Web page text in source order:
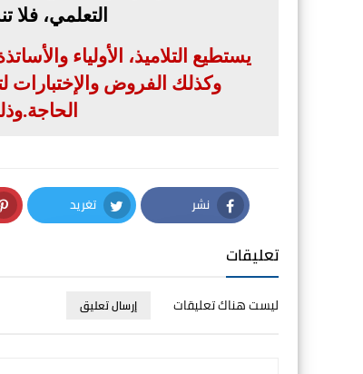
التعلمي،
يستطيع التلاميذ، الأولياء
وكذلك الفروض والإختبارات
الحاجة.
نشر
Facebook
تغريد
Twitter
تعليقات
ليست هناك تعليقات إرسال تعليق